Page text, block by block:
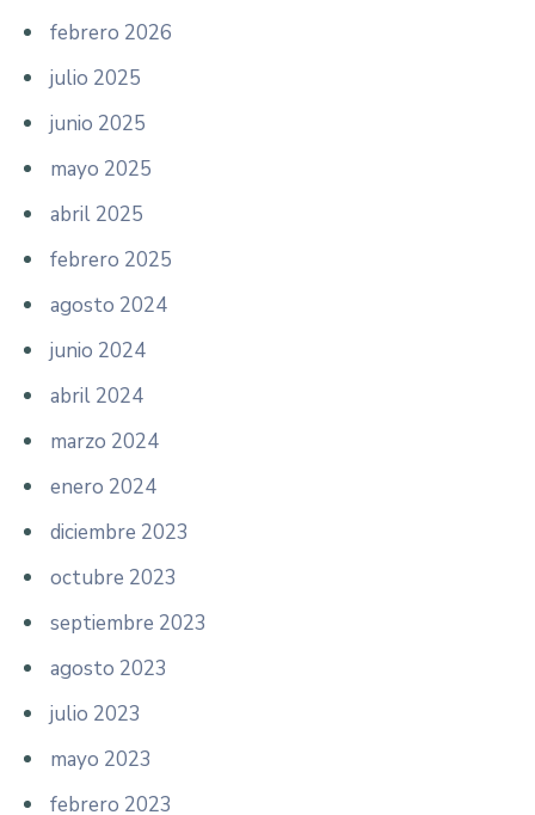
febrero 2026
julio 2025
junio 2025
mayo 2025
abril 2025
febrero 2025
agosto 2024
junio 2024
abril 2024
marzo 2024
enero 2024
diciembre 2023
octubre 2023
septiembre 2023
agosto 2023
julio 2023
mayo 2023
febrero 2023